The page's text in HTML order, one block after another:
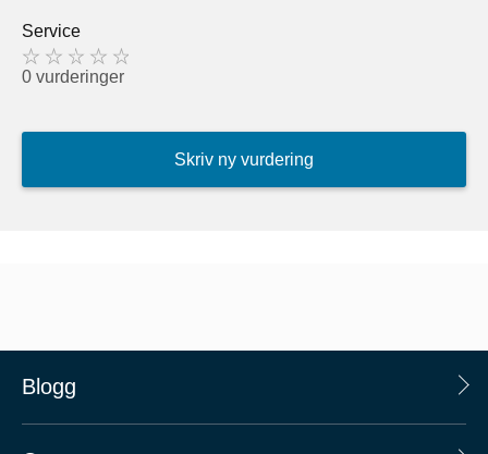
Service
0 vurderinger
Skriv ny vurdering
Blogg